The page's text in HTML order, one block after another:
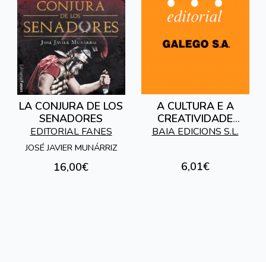
LA CONJURA DE LOS
SENADORES
EDITORIAL FANES
JOSÉ JAVIER MUNÁRRIZ
16,00€
A CULTURA E A
CREATIVIDADE
GALEGAS DE CARA
BAIA EDICIONS S.L.
6,01€